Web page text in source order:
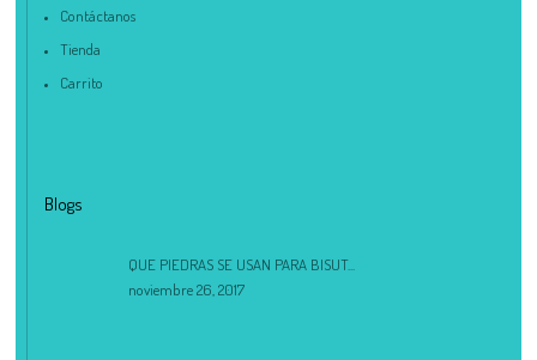
Contáctanos
Tienda
Carrito
Blogs
QUE PIEDRAS SE USAN PARA BISUT...
noviembre 26, 2017